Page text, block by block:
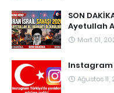
SON
Ayetullah
Mart 01,
Instagram
Ağustos 11,